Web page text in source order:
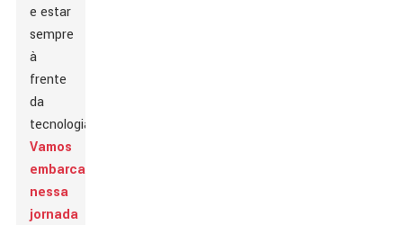
e estar
sempre
à
frente
da
tecnologia.
Vamos
embarcar
nessa
jornada